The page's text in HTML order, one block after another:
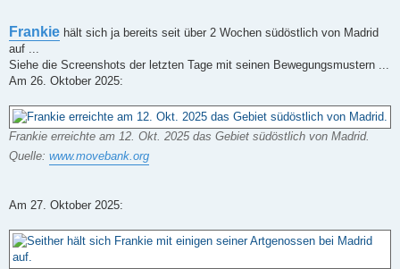
Frankie hält sich ja bereits seit über 2 Wochen südöstlich von Madrid
auf ...
Siehe die Screenshots der letzten Tage mit seinen Bewegungsmustern ...
Am 26. Oktober 2025:
Frankie erreichte am 12. Okt. 2025 das Gebiet südöstlich von Madrid.
Quelle: www.movebank.org
Am 27. Oktober 2025: